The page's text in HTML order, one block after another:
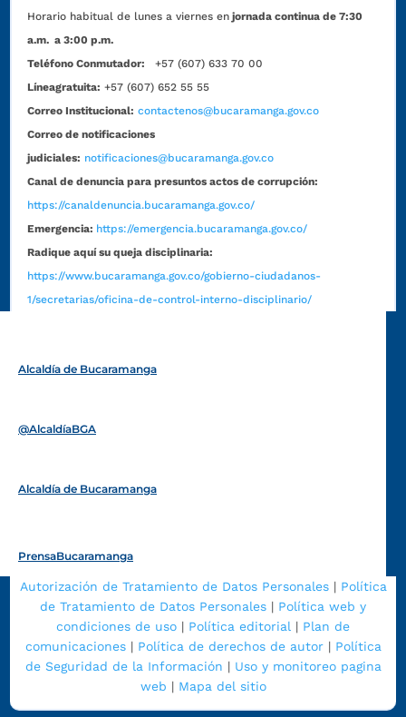
Horario habitual de lunes a viernes en jornada continua de 7:30
a.m. a 3:00 p.m.
Teléfono Conmutador:
+57 (607) 633 70 00
Líneagratuita: +57 (607) 652 55 55
Correo Institucional: contactenos@bucaramanga.gov.co
Correo de notificaciones
judiciales: notificaciones@bucaramanga.gov.co
Canal de denuncia para presuntos actos de corrupción:
https://canaldenuncia.bucaramanga.gov.co/
Emergencia: https://emergencia.bucaramanga.gov.co/
Radique aquí su queja disciplinaria:
https://www.bucaramanga.gov.co/gobierno-ciudadanos-
1/secretarias/oficina-de-control-interno-disciplinario/
Alcaldía de Bucaramanga
@AlcaldíaBGA
Alcaldía de Bucaramanga
PrensaBucaramanga
Autorización de Tratamiento de Datos Personales| Política
de Tratamiento de Datos Personales | Política web y
condiciones de uso | Política editorial | Plan de
comunicaciones| Política de derechos de autor| Política
de Seguridad de la Información | Uso y monitoreo pagina
web | Mapa del sitio